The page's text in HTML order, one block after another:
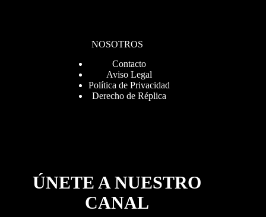
NOSOTROS
Contacto
Aviso Legal
Política de Privacidad
Derecho de Réplica
ÚNETE A NUESTRO
CANAL